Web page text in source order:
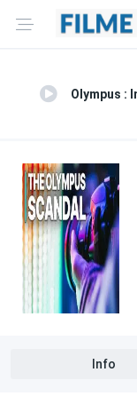
Olympus :
Info